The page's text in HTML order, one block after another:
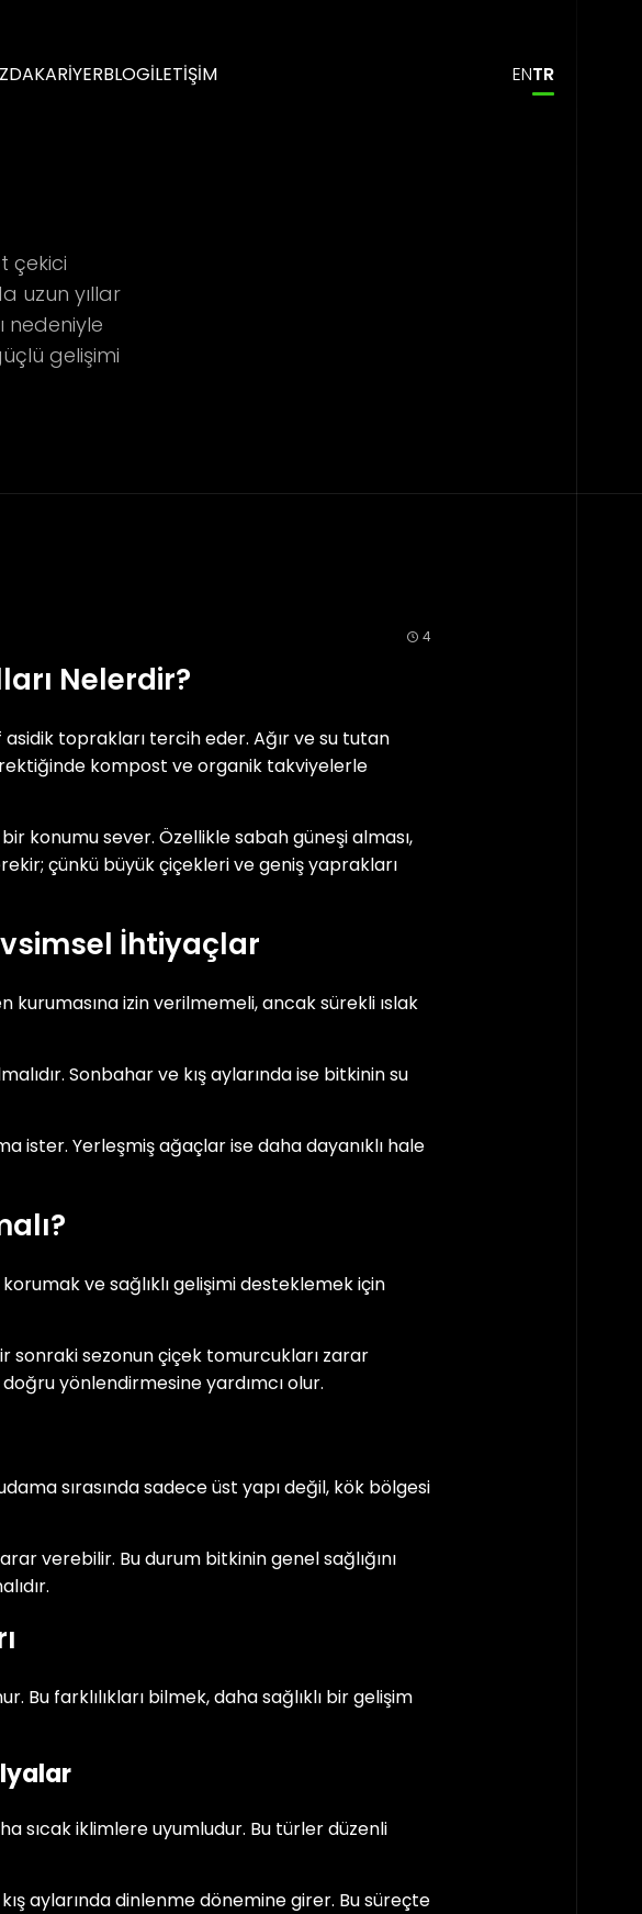
KARİYERBLOGİLETİŞİM ENTR
çekici
uzun yıllar
nedeniyle
gelişimi
4
Nelerdir?
toprakları tercih eder. Ağır ve su tutan
kompost ve organik takviyelerle
konumu sever. Özellikle sabah güneşi alması,
çünkü büyük çiçekleri ve geniş yaprakları
İhtiyaçlar
izin verilmemeli, ancak sürekli ıslak
Sonbahar ve kış aylarında ise bitkinin su
ister. Yerleşmiş ağaçlar ise daha dayanıklı hale
ve sağlıklı gelişimi desteklemek için
sonraki sezonun çiçek tomurcukları zarar
yönlendirmesine yardımcı olur.
sırasında sadece üst yapı değil, kök bölgesi
verebilir. Bu durum bitkinin genel sağlığını
Bu farklılıkları bilmek, daha sağlıklı bir gelişim
sıcak iklimlere uyumludur. Bu türler düzenli
aylarında dinlenme dönemine girer. Bu süreçte